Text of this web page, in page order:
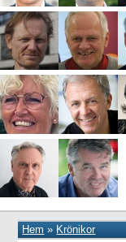
Hem » Krönikor